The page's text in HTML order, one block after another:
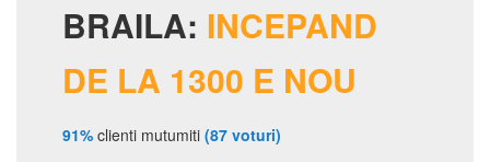
BRAILA: INCEPAND
DE LA 1300 E NOU
91% clienti mutumiti (87 voturi)